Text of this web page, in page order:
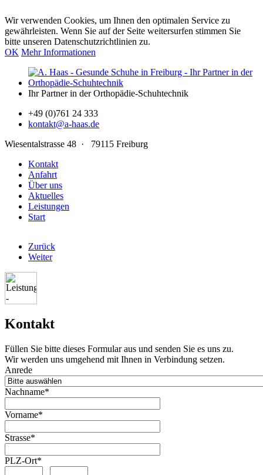
Wir verwenden Cookies, um Ihnen den optimalen Service zu
gewährleisten. Wenn Sie auf der Seite weitersurfen stimmen Sie
bitte unseren Datenschutzrichtlinien zu.
OK Mehr Informationen
Ihr Partner in der Orthopädie-Schuhtechnik
+49 (0)761 24 333
kontakt@a-haas.de
Wiesentalstrasse 48 · 79115 Freiburg
Kontakt
Anfahrt
Über uns
Aktuelles
Leistungen
Start
Zurück
Weiter
Kontakt
Füllen Sie bitte dieses Formular aus und senden Sie es uns zu.
Wir werden uns umgehend mit Ihnen in Verbindung setzen.
Anrede
Nachname*
Vorname*
Strasse*
PLZ-Ort*